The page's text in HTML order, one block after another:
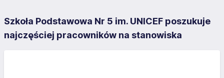
Szkoła Podstawowa Nr 5 im. UNICEF poszukuje
najczęściej pracowników na stanowiska